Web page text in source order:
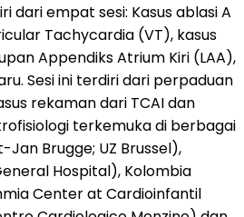
dari empat sesi: Kasus ablasi A
Tachycardia (VT), kasus
Appendiks Atrium Kiri (LAA),
Sesi ini terdiri dari perpaduan
rekaman dari TCAI dan
terkemuka di berbagai
Jan Brugge; UZ Brussel),
Hospital), Kolombia
Center at Cardioinfantil